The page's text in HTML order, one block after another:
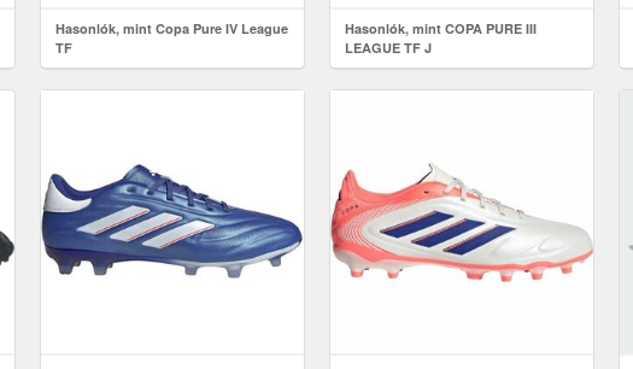
Hasonlók, mint Copa Pure IV League
TF
Hasonlók, mint COPA PURE III
LEAGUE TF J